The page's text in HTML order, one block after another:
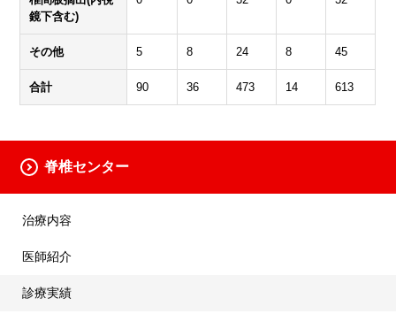
鏡下含む)
その他 5 8 24 8 45
合計 90 36 473 14 613
脊椎センター
治療内容
医師紹介
診療実績